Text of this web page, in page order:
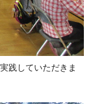
践していただきま